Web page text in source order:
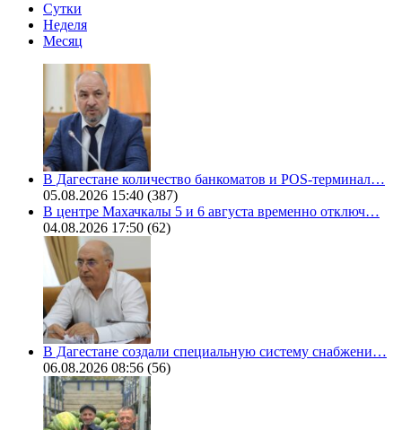
Сутки
Неделя
Месяц
В Дагестане количество банкоматов и POS-терминал…
05.08.2026 15:40 (387)
В центре Махачкалы 5 и 6 августа временно отключ…
04.08.2026 17:50 (62)
В Дагестане создали специальную систему снабжени…
06.08.2026 08:56 (56)